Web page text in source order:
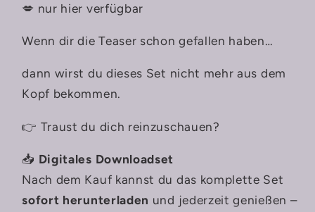
💋 nur hier verfügbar
Wenn dir die Teaser schon gefallen haben…
dann wirst du dieses Set nicht mehr aus dem
Kopf bekommen.
👉 Traust du dich reinzuschauen?
📥 Digitales Downloadset
Nach dem Kauf kannst du das komplette Set
sofort herunterladen und jederzeit genießen –